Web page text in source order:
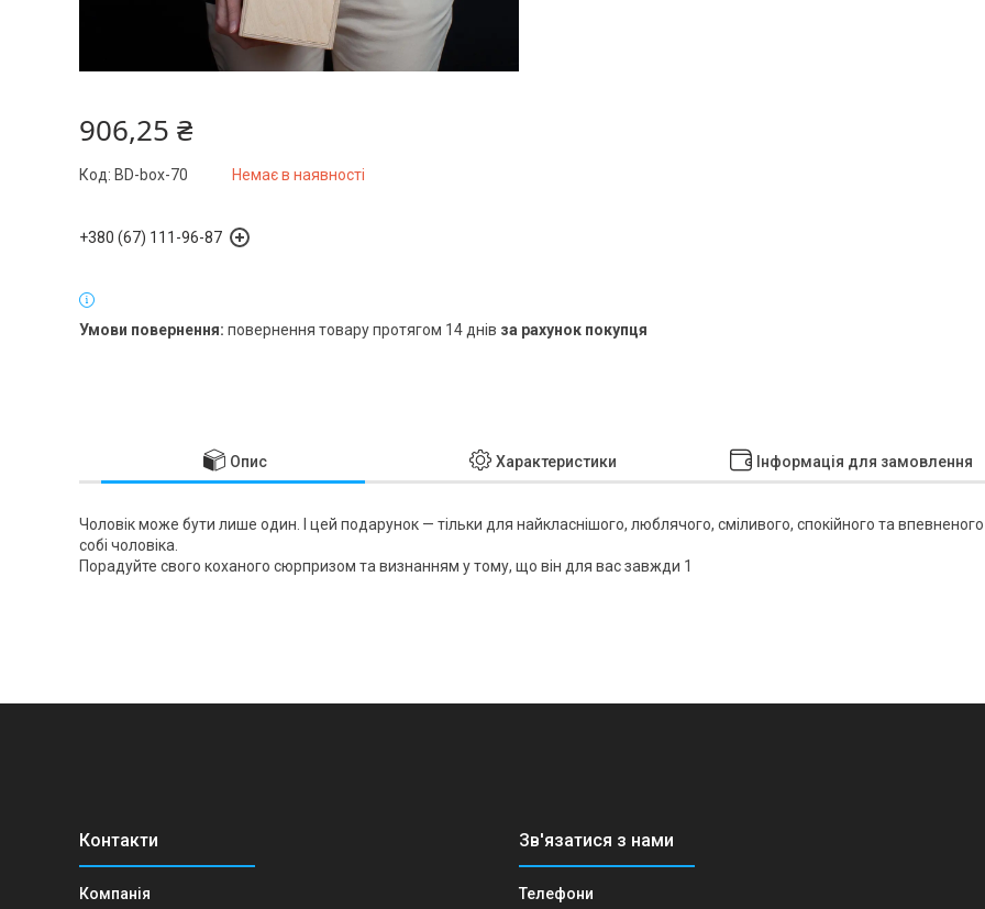
906,25 ₴
Немає в наявності
Код: BD-box-70
+380 (67) 111-96-87
повернення товару протягом 14 днів за рахунок покупця
Опис Характеристики Інформація для замовлення
Чоловік може бути лише один. І цей подарунок — тільки для найкласнішого, люблячого, сміливого, спокійного та
собі чоловіка.
Порадуйте свого коханого сюрпризом та визнанням у тому, що він для вас завжди 1